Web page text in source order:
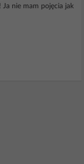
nie mam pojęcia jak